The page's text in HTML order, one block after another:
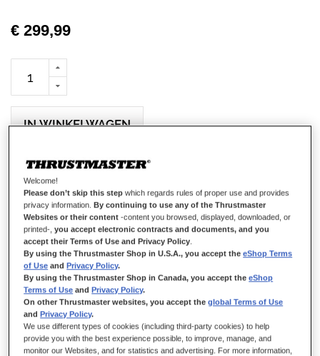
€ 299,99
IN WINKELWAGEN
Verlanglijst
Schrijf de eerste review over dit product
Details
Welcome!
Please don’t skip this step which regards rules of proper use and provides
privacy information.By continuing to use any of the Thrustmaster
Websites or their content -content you browsed, displayed, downloaded, or
printed-,you accept electronic contracts and documents, and you
accept their Terms of Use and Privacy Policy
By using the Thrustmaster Shop in U.S.A., you accept theeShop Terms
of Use andPrivacy Policy.
By using the Thrustmaster Shop in Canada, you accept theeShop
Terms of Use andPrivacy Policy.
On other Thrustmaster websites, you accept theglobal Terms of Use
andPrivacy Policy.
We use different types of cookies (including third-party cookies) to help
provide you with the best experience possible, to improve, manage, and
monitor our Websites, and for statistics and advertising. For more information,